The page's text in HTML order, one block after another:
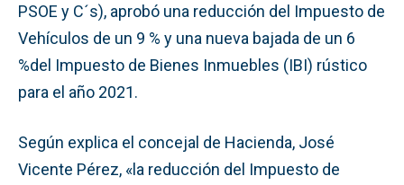
PSOE y C´s), aprobó una reducción del Impuesto de
Vehículos de un 9 % y una nueva bajada de un 6
%del Impuesto de Bienes Inmuebles (IBI) rústico
para el año 2021.
Según explica el concejal de Hacienda, José
Vicente Pérez, «la reducción del Impuesto de